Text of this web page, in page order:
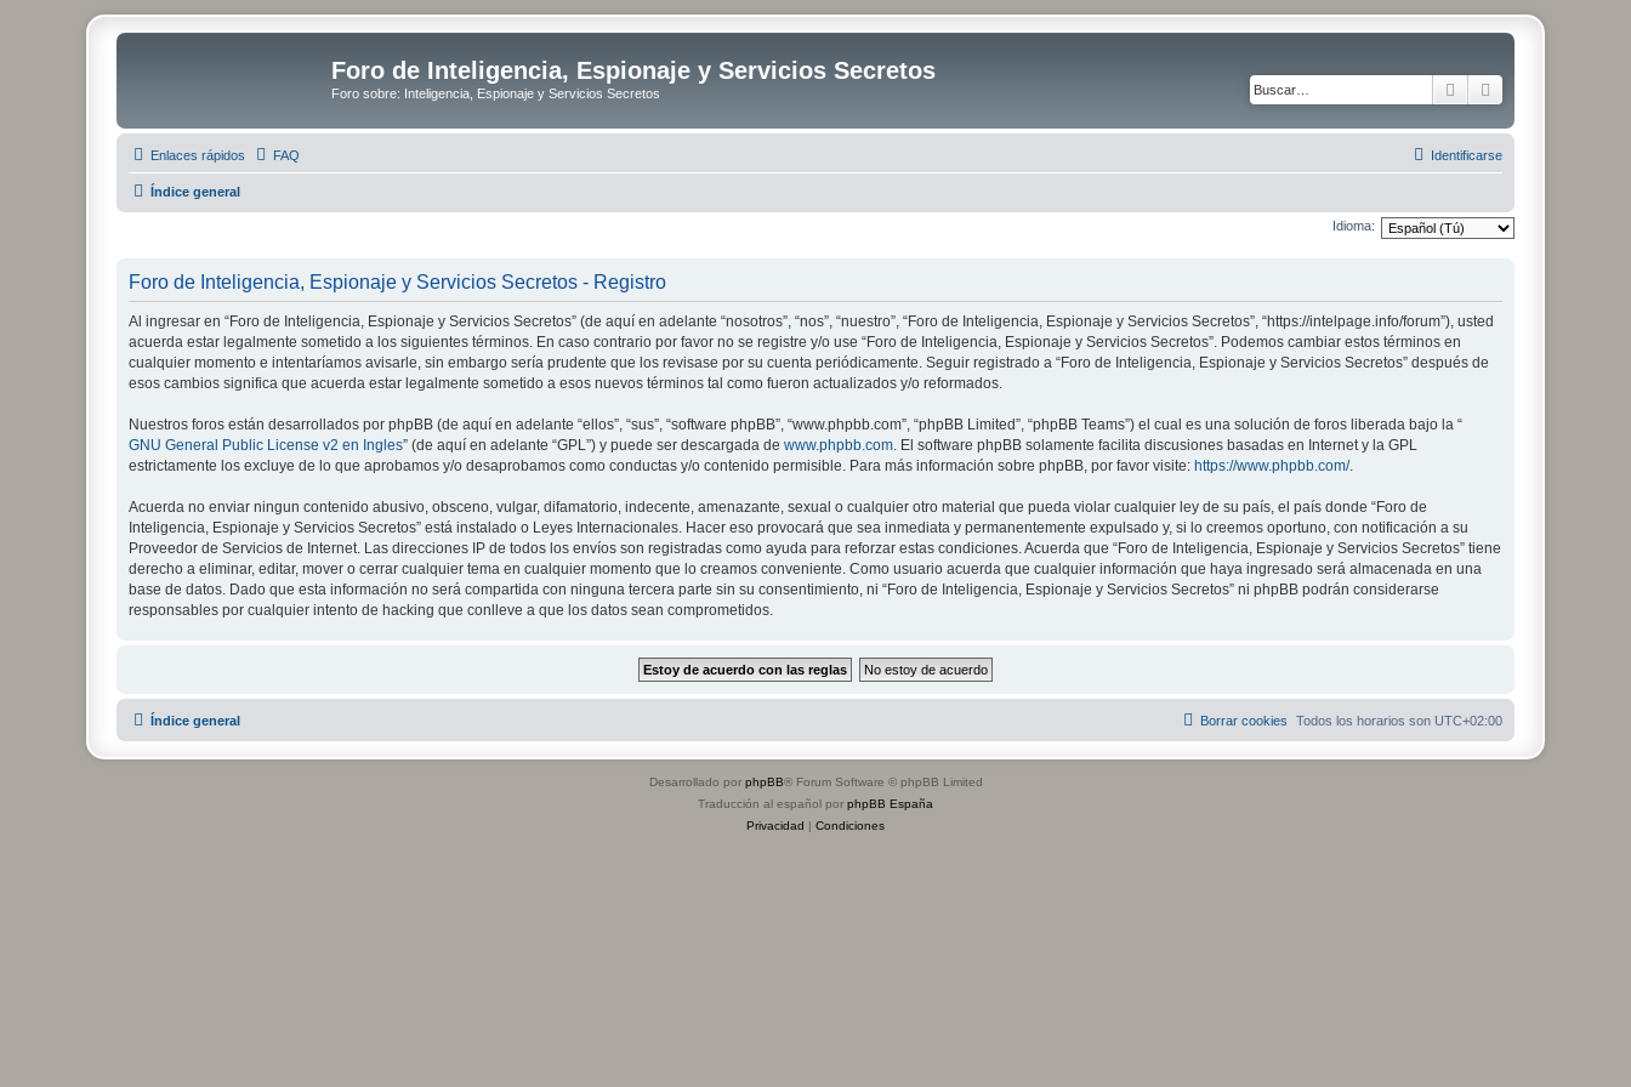
Foro de Inteligencia, Espionaje y Servicios Secretos
Foro sobre: Inteligencia, Espionaje y Servicios Secretos Buscar
Enlaces rápidos FAQ Identificarse
Índice general
Idioma:
Foro de Inteligencia, Espionaje y Servicios Secretos - Registro
Al ingresar en “Foro de Inteligencia, Espionaje y Servicios Secretos” (de aquí en adelante “nosotros”, “nos”, “nuestro”, “Foro de Inteligencia, Espionaje y Servicios Secretos”, “https://intelpage.info/forum”), usted
acuerda estar legalmente sometido a los siguientes términos. En caso contrario por favor no se registre y/o use “Foro de Inteligencia, Espionaje y Servicios Secretos”. Podemos cambiar estos términos en
cualquier momento e intentaríamos avisarle, sin embargo sería prudente que los revisase por su cuenta periódicamente. Seguir registrado a “Foro de Inteligencia, Espionaje y Servicios Secretos” después de
esos cambios significa que acuerda estar legalmente sometido a esos nuevos términos tal como fueron actualizados y/o reformados.
Nuestros foros están desarrollados por phpBB (de aquí en adelante “ellos”, “sus”, “software phpBB”, “www.phpbb.com”, “phpBB Limited”, “phpBB Teams”) el cual es una solución de foros liberada bajo la “
GNU General Public License v2 en Ingles” (de aquí en adelante “GPL”) y puede ser descargada de www.phpbb.com. El software phpBB solamente facilita discusiones basadas en Internet y la GPL
estrictamente los excluye de lo que aprobamos y/o desaprobamos como conductas y/o contenido permisible. Para más información sobre phpBB, por favor visite: https://www.phpbb.com/.
Acuerda no enviar ningun contenido abusivo, obsceno, vulgar, difamatorio, indecente, amenazante, sexual o cualquier otro material que pueda violar cualquier ley de su país, el país donde “Foro de
Inteligencia, Espionaje y Servicios Secretos” está instalado o Leyes Internacionales. Hacer eso provocará que sea inmediata y permanentemente expulsado y, si lo creemos oportuno, con notificación a su
Proveedor de Servicios de Internet. Las direcciones IP de todos los envíos son registradas como ayuda para reforzar estas condiciones. Acuerda que “Foro de Inteligencia, Espionaje y Servicios Secretos” tiene
derecho a eliminar, editar, mover o cerrar cualquier tema en cualquier momento que lo creamos conveniente. Como usuario acuerda que cualquier información que haya ingresado será almacenada en una
base de datos. Dado que esta información no será compartida con ninguna tercera parte sin su consentimiento, ni “Foro de Inteligencia, Espionaje y Servicios Secretos” ni phpBB podrán considerarse
responsables por cualquier intento de hacking que conlleve a que los datos sean comprometidos.
Índice general Todos los horarios son UTC+02:00
Borrar cookies
Desarrollado por phpBB® Forum Software © phpBB Limited
Traducción al español por phpBB España
Privacidad | Condiciones